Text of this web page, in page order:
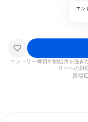
エン
エントリー締切や開始月を過ぎ
リーへの対
原稿